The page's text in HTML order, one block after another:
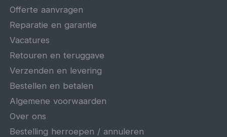
Offerte aanvragen
Reparatie en garantie
Vacatures
Retouren en teruggave
Verzenden en levering
Bestellen en betalen
Algemene voorwaarden
Over ons
Bestelling herroepen / annuleren